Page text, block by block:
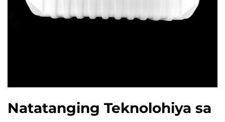
Natatanging Teknolohiya sa